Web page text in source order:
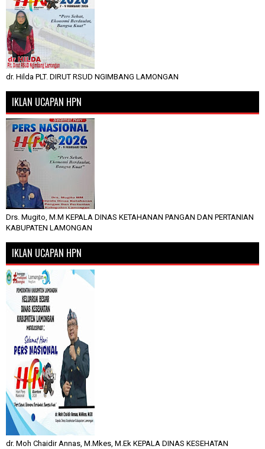
dr. Hilda PLT. DIRUT RSUD NGIMBANG LAMONGAN
IKLAN UCAPAN HPN
Drs. Mugito, M.M KEPALA DINAS KETAHANAN PANGAN DAN PERTANIAN
KABUPATEN LAMONGAN
IKLAN UCAPAN HPN
dr. Moh Chaidir Annas, M.Mkes, M.Ek KEPALA DINAS KESEHATAN